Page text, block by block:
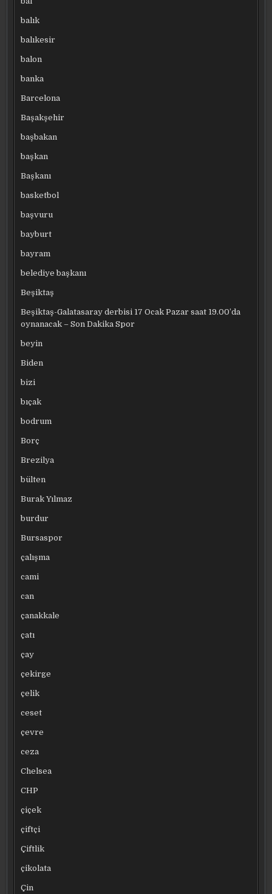
balık
balıkesir
balon
banka
Barcelona
Başakşehir
başbakan
başkan
Başkanı
basketbol
başvuru
bayburt
bayram
belediye başkanı
Beşiktaş
Beşiktaş-Galatasaray derbisi 17 Ocak Pazar saat 19.00’da
oynanacak – Son Dakika Spor
beyin
Biden
bizi
bıçak
bodrum
Borç
Brezilya
bülten
Burak Yılmaz
burdur
Bursaspor
çalışma
cami
can
çanakkale
çatı
çay
çekirge
çelik
ceset
çevre
ceza
Chelsea
CHP
çiçek
çiftçi
Çiftlik
çikolata
Çin